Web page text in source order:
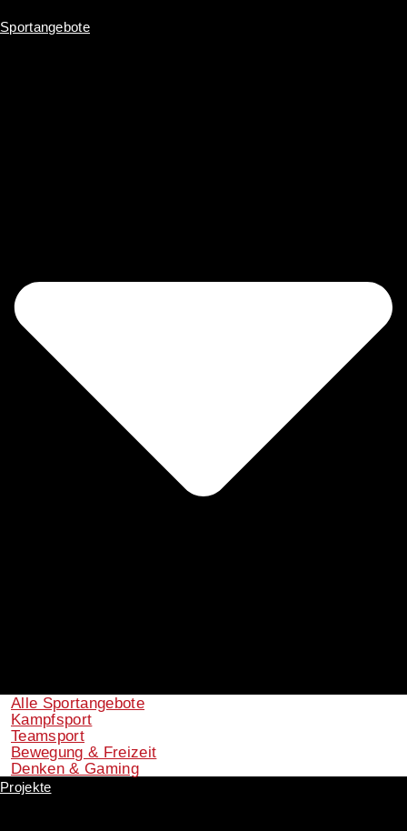
Sportangebote
Alle Sportangebote
Kampfsport
Teamsport
Bewegung & Freizeit
Denken & Gaming
Projekte